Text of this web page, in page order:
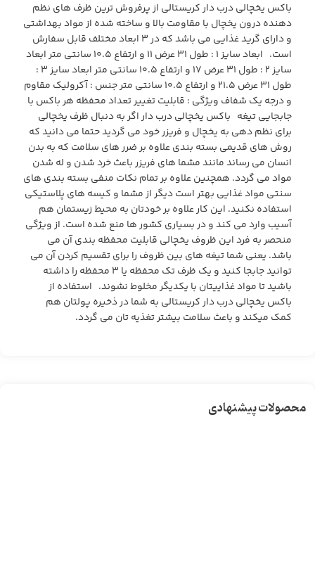
باکس یخچالی درب دار کریستالی از پرفروش ترین ظرف های نظم
دهنده درون یخچال با مقاومت بالا و ساخته شده از مواد بهداشتی
و دارای گرید غذایی می باشد که در ۳ ابعاد مختلف قابل سفارش
است. ابعاد سایز ۱ : طول ۳۱ عرض ۱۱ و ارتفاع ۱۰.۵ سانتی متر ابعاد
سایز ۲ : طول ۳۱ عرض ۱۷ و ارتفاع ۱۰.۵ سانتی متر ابعاد سایز ۳ :
طول ۳۱ عرض ۲۱.۵ و ارتفاع ۱۰.۵ سانتی متر جنس : آکرولیک مقاوم
و درجه یک شفاف ویژگی : قابلیت تغییر تعداد محفظه هر باکس با
جابجایی تیغه باکس یخچالی درب دار اگر به دنبال ظرف یخچالی
برای نظم دهی به یخچال و فریزر خود می گردید حتما می دانید که
روش های قدیمی بسته بندی علاوه بر ضرر های سلامت که به بدن
انسان می رساند مانند مشما های فریزر باعث خرد شدن و له شدن
مواد می گردد. همچنین علاوه بر تمام نکات منفی بسته بندی های
سنتی مواد غذایی بهتر است دیگر از مشما و کیسه های پلاستیکی
استفاده نکنید. این کار علاوه بر خودتان به محیط زیستمان هم
آسیب وارد می کند و در بسیاری کشور ها منع شده است. از ویژگی
منحصر به فرد این ظروف یخچالی قابلیت محفظه بندی آن می
باشد. یعنی شما تیغه های بین ظروف را برای تقسیم کردن آن می
توانید جابجا کنید و یک ظرف تک محفظه یا ۳ محفظه را داشته
باشید تا مواد غذاییتان با یکدیگر مخلوط نشوند. استفاده از
باکس یخچالی درب دار کریستالی به شما در ذخیره پولتان هم
کمک میکند و باعث سلامت بیشتر تغذیه تان می گردد.
محصولات پیشنهادی